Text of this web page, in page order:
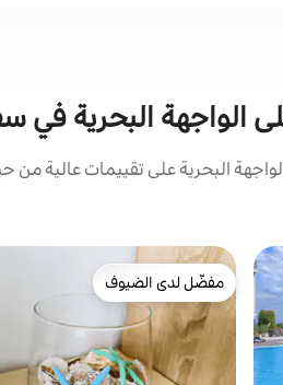
الواجهة البحرية في
البحرية على تقييمات عالية من
مفضّل لدى الضيوف
مفضّل لدى الضيوف